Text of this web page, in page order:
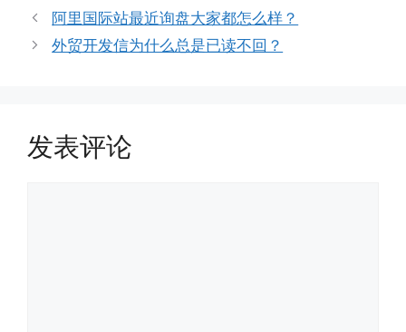
签
阿里国际站最近询盘大家都怎么样？
外贸开发信为什么总是已读不回？
发表评论